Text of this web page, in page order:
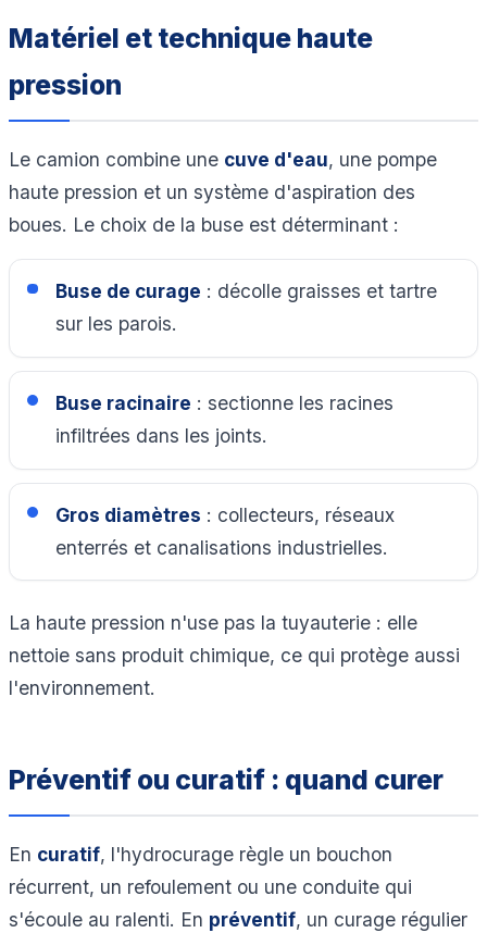
Matériel et technique haute
pression
Le camion combine une cuve d'eau, une pompe
haute pression et un système d'aspiration des
boues. Le choix de la buse est déterminant :
Buse de curage : décolle graisses et tartre
sur les parois.
Buse racinaire : sectionne les racines
infiltrées dans les joints.
Gros diamètres : collecteurs, réseaux
enterrés et canalisations industrielles.
La haute pression n'use pas la tuyauterie : elle
nettoie sans produit chimique, ce qui protège aussi
l'environnement.
Préventif ou curatif : quand curer
En curatif, l'hydrocurage règle un bouchon
récurrent, un refoulement ou une conduite qui
s'écoule au ralenti. En préventif, un curage régulier